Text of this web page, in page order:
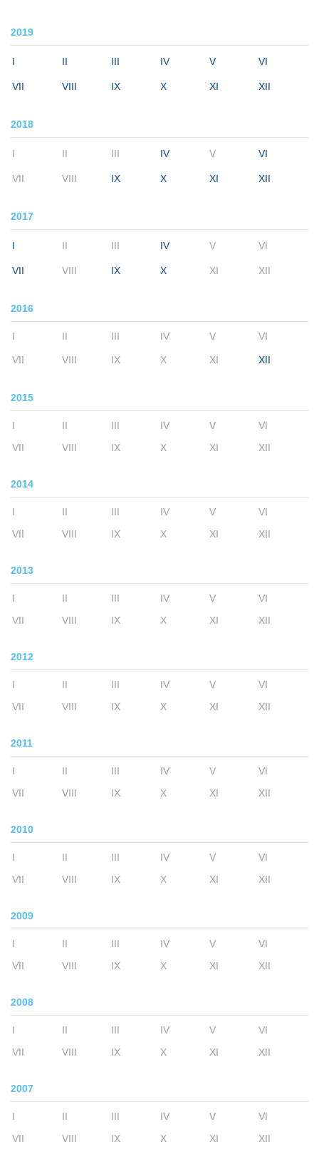
2019
I II III IV V VI
VII VIII IX X XI XII
2018
I II III IV V VI
VII VIII IX X XI XII
2017
I II III IV V VI
VII VIII IX X XI XII
2016
I II III IV V VI
VII VIII IX X XI XII
2015
I II III IV V
VI
VII
VIII IX X XI XII
2014
I II III IV V
VI
VII
VIII IX X XI XII
2013
I II III IV V
VI
VII
VIII IX X XI XII
2012
I II III IV V
VI
VII
VIII IX X XI XII
2011
I II III IV V
VI
VII
VIII IX X XI XII
2010
I II III IV V
VI
VII
VIII IX X XI XII
2009
I II III IV V
VI
VII
VIII IX X XI XII
2008
I II III IV V
VI
VII
VIII IX X XI XII
2007
I II III IV V
VI
VII
VIII IX X XI XII